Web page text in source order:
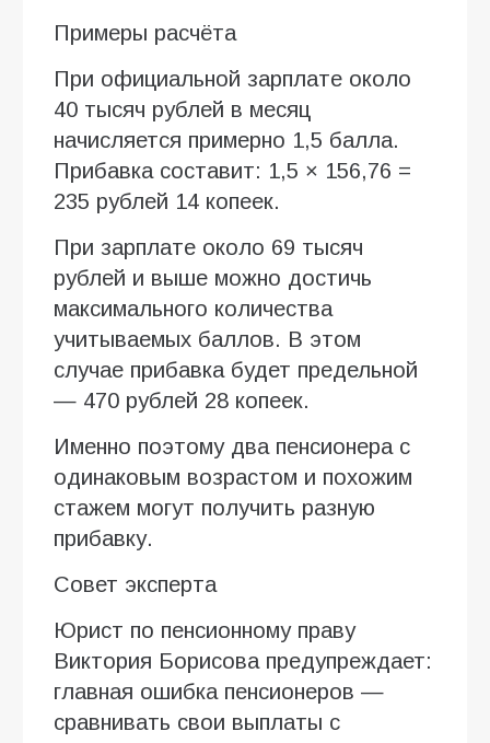
Примеры расчёта
При официальной зарплате около
40 тысяч рублей в месяц
начисляется примерно 1,5 балла.
Прибавка составит: 1,5 × 156,76 =
235 рублей 14 копеек.
При зарплате около 69 тысяч
рублей и выше можно достичь
максимального количества
учитываемых баллов. В этом
случае прибавка будет предельной
— 470 рублей 28 копеек.
Именно поэтому два пенсионера с
одинаковым возрастом и похожим
стажем могут получить разную
прибавку.
Совет эксперта
Юрист по пенсионному праву
Виктория Борисова предупреждает:
главная ошибка пенсионеров —
сравнивать свои выплаты с